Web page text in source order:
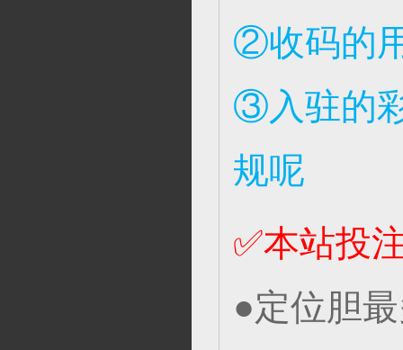
②收码的
③入驻的
规呢
✅本站投
●定位胆